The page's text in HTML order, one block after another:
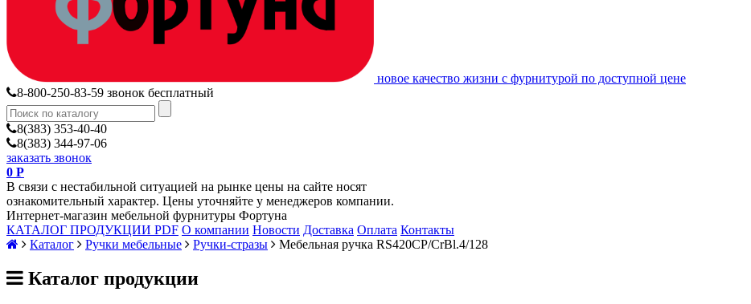
новое качество жизни с фурнитурой по доступной цене
8-800-250-83-59 звонок бесплатный
8(383) 353-40-40
8(383) 344-97-06
заказать звонок
0 Р
В связи с нестабильной ситуацией на рынке цены на сайте носят
ознакомительный характер. Цены уточняйте у менеджеров компании.
Интернет-магазин мебельной фурнитуры Фортуна
КАТАЛОГ ПРОДУКЦИИ PDF О компании Новости Доставка Оплата Контакты
Каталог
Ручки мебельные Ручки-стразы Мебельная ручка RS420CP/CrBl.4/128
Каталог продукции